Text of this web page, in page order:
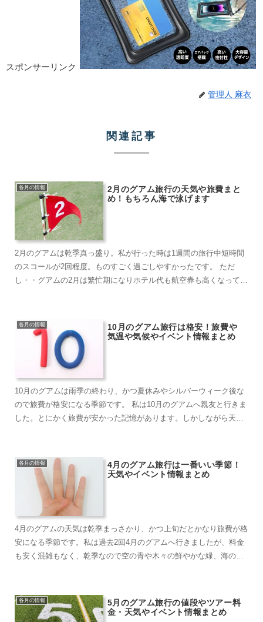
スポンサーリンク
管理人 麻衣
関連記事
各月の情報
2月のグアム旅行の天気や旅費まと
め！もちろん海で泳げます
2月のグアムは乾季真っ盛り。私が行った時は1週間の旅行中短時間
のスコールが2回程度。ものすごく過ごしやすかったです。 ただ
し・・グアムの2月は繁忙期になりホテル代も航空券も高くなってし
各月の情報
10月のグアム旅行は格安！旅費や
気温や気候やイベント情報まとめ
10月のグアムは雨季の終わり、かつ夏休みやシルバーウィーク後な
ので旅費が格安になる季節です。 私は10月のグアムへ親友と行きま
した。とにかく旅費が安かった記憶があります。しかしながら天気
各月の情報
4月のグアム旅行は一番いい季節！
天気やイベント情報まとめ
4月のグアムの天気は乾季まっさかり、かつ上旬だとかなり旅費が格
安になる季節です。私は過去2回4月のグアムへ行きましたが、料金
も安く混雑もなく、乾季なので空の青や木々の鮮やかな緑、海のエ
各月の情報
5月のグアム旅行の値段やツアー料
金・天気やイベント情報まとめ